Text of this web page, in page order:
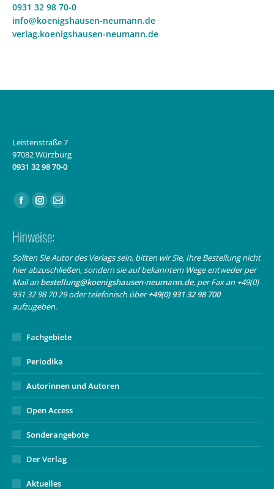
0931 32 98 70-0
info@koenigshausen-neumann.de
verlag.koenigshausen-neumann.de
Leistenstraße 7
97082 Würzburg
0931 32 98 70-0
Finden Sie uns auf:
Facebook
opens
in
new
window
Instagram
opens
in
new
window
E-
opens
in
new
Hinweise:
Sollten Sie Autor des Verlags sein, bitten wir Sie, Ihre Bestellung nicht
hier abzuschließen, sondern sie auf bekanntem Wege entweder per
Mail anbestellung@koenigshausen-neumann.de, per Fax an +49(0)
931 32 98 70 29 oder telefonisch über+49(0) 931 32 98 700
aufzugeben.
Fachgebiete
Periodika
Autorinnen und Autoren
Open Access
Sonderangebote
Der Verlag
Aktuelles